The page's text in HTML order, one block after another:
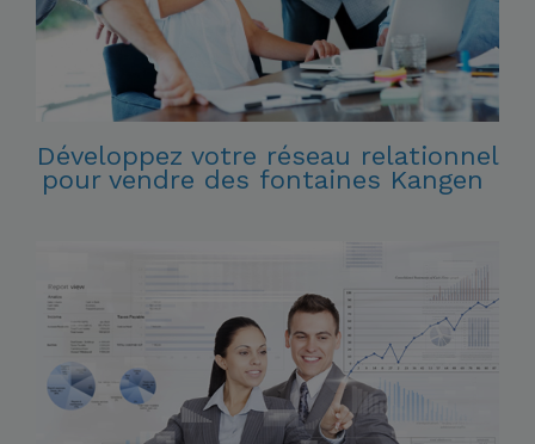
Développez votre réseau relationnel
pour vendre des fontaines Kangen